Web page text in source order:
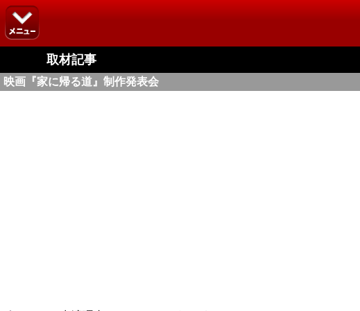
取材記事
映画『家に帰る道』制作発表会